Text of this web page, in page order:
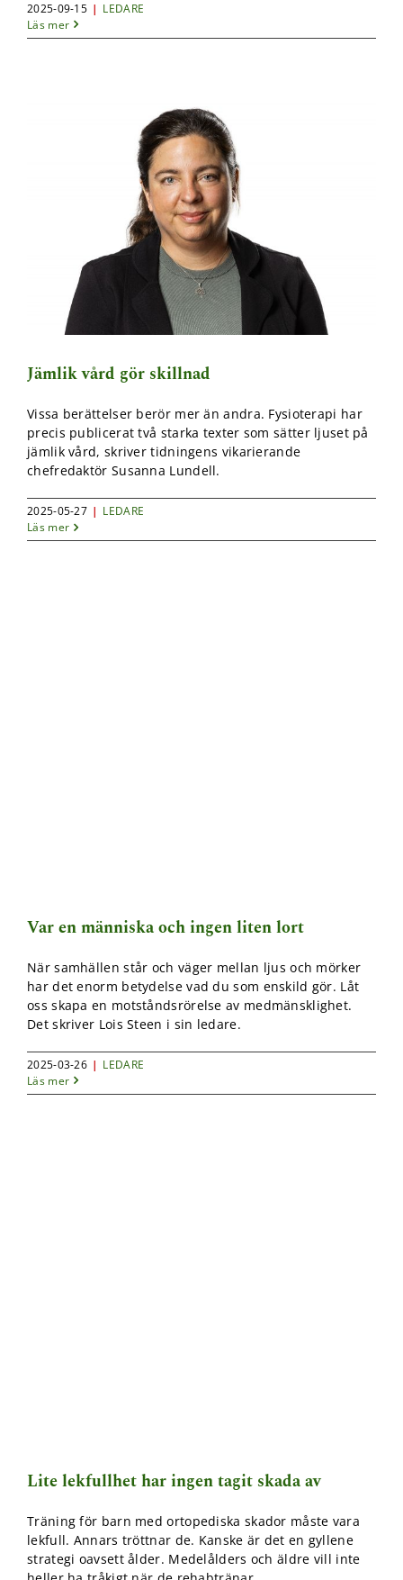
2025-09-15 | LEDARE
Läs mer
Jämlik vård gör skillnad
Vissa berättelser berör mer än andra. Fysioterapi har
precis publicerat två starka texter som sätter ljuset på
jämlik vård, skriver tidningens vikarierande
chefredaktör Susanna Lundell.
2025-05-27 | LEDARE
Läs mer
Var en människa och ingen liten lort
När samhällen står och väger mellan ljus och mörker
har det enorm betydelse vad du som enskild gör. Låt
oss skapa en motståndsrörelse av medmänsklighet.
Det skriver Lois Steen i sin ledare.
2025-03-26 | LEDARE
Läs mer
Lite lekfullhet har ingen tagit skada av
Träning för barn med ortopediska skador måste vara
lekfull. Annars tröttnar de. Kanske är det en gyllene
strategi oavsett ålder. Medelålders och äldre vill inte